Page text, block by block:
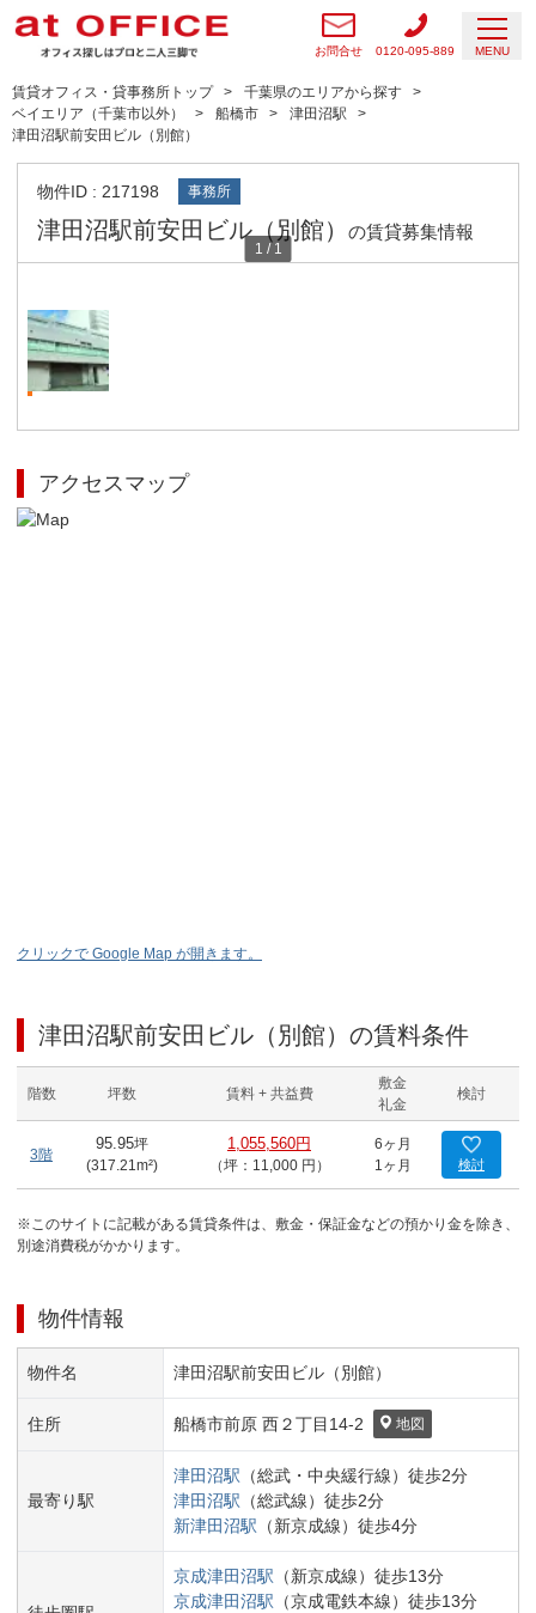
お問合せ 0120-095-889 MENU
賃貸オフィス・貸事務所トップ
千葉県のエリアから探す
ベイエリア（千葉市以外）
船橋市
津田沼駅
津田沼駅前安田ビル（別館）
物件ID : 217198 事務所
津田沼駅前安田ビル（別館） の賃貸募集情報
1 / 1
アクセスマップ
クリックで Google Map が開きます。
津田沼駅前安田ビル（別館） の賃料条件
階数 坪数 賃料 + 共益費
敷金
礼金
検討
3階
95.95坪
(317.21m²)
1,055,560円
（坪：11,000 円）
6ヶ月
1ヶ月
検討
※このサイトに記載がある賃貸条件は、敷金・保証金などの預かり金を除き、
別途消費税がかかります。
物件情報
物件名 津田沼駅前安田ビル（別館）
住所 船橋市前原 西２丁目 14-2 地図
最寄り駅
津田沼駅 （総武・中央緩行線） 徒歩2分
津田沼駅 （総武線） 徒歩2分
新津田沼駅 （新京成線） 徒歩4分
京成津田沼駅 （新京成線） 徒歩13分
京成津田沼駅 （京成電鉄本線） 徒歩13分